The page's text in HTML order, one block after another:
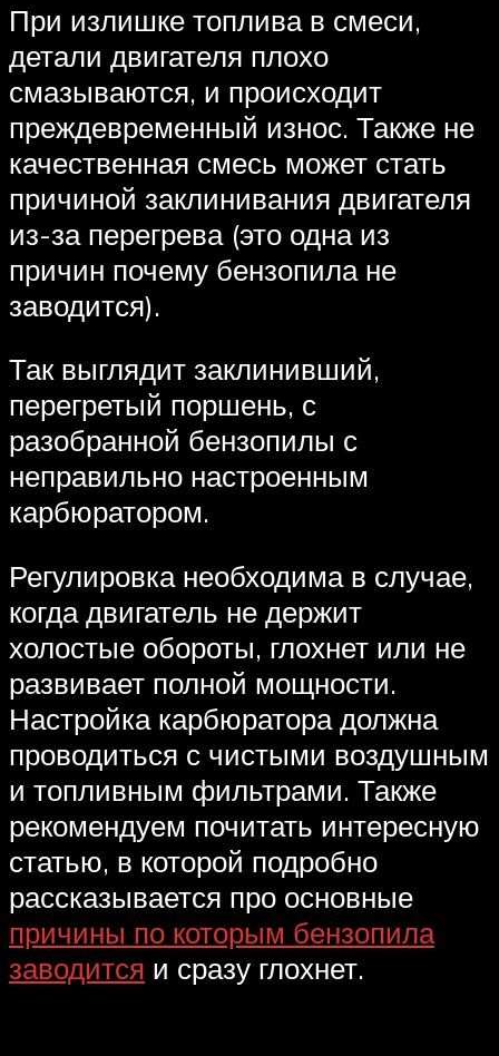
При излишке топлива в смеси,
детали двигателя плохо
смазываются, и происходит
преждевременный износ. Также не
качественная смесь может стать
причиной заклинивания двигателя
из-за перегрева (это одна из
причин почему бензопила не
заводится).
Так выглядит заклинивший,
перегретый поршень, с
разобранной бензопилы с
неправильно настроенным
карбюратором.
Регулировка необходима в случае,
когда двигатель не держит
холостые обороты, глохнет или не
развивает полной мощности.
Настройка карбюратора должна
проводиться с чистыми воздушным
и топливным фильтрами. Также
рекомендуем почитать интересную
статью, в которой подробно
рассказывается про основные
причины по которым бензопила
заводится и сразу глохнет.